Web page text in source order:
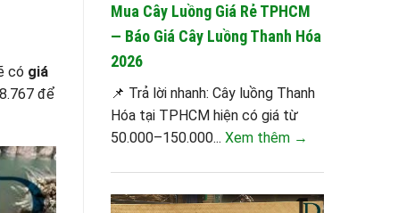
có giá
để
Mua Cây Luồng Giá Rẻ TPHCM
— Báo Giá Cây Luồng Thanh Hóa
2026
📌 Trả lời nhanh: Cây luồng Thanh
Hóa tại TPHCM hiện có giá từ
50.000–150.000... Xem thêm →